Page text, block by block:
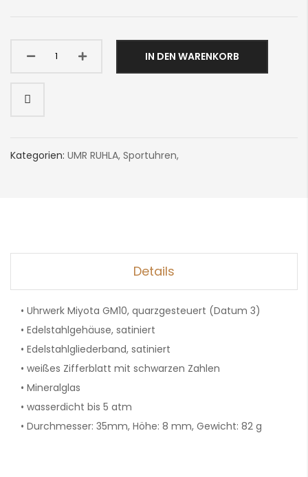
IN DEN WARENKORB
Kategorien: UMR RUHLA, Sportuhren,
Details
• Uhrwerk Miyota GM10, quarzgesteuert (Datum 3)
• Edelstahlgehäuse, satiniert
• Edelstahlgliederband, satiniert
• weißes Zifferblatt mit schwarzen Zahlen
• Mineralglas
• wasserdicht bis 5 atm
• Durchmesser: 35mm, Höhe: 8 mm, Gewicht: 82 g